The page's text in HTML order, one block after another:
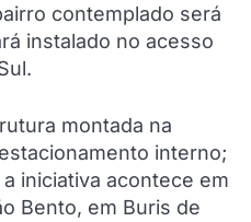
contemplado será
instalado no acesso
montada na
interno;
iniciativa acontece em
Bento, em Buris de